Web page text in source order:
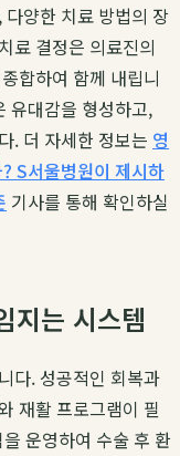
양한 치료 방법의 장
료 결정은 의료진의
합하여 함께 내립니
유대감을 형성하고,
. 더 자세한 정보는 영
S서울병원이 제시하
기사를 통해 확인하실
지는 시스템
다. 성공적인 회복과
재활 프로그램이 필
운영하여 수술 후 환